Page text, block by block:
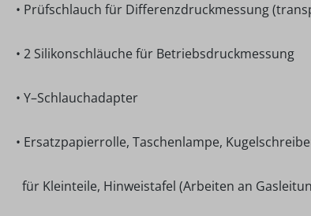
• Prüfschlauch für Differenzdruckmessung
• 2 Silikonschläuche für Betriebsdruckmessung
• Y–Schlauchadapter
• Ersatzpapierrolle, Taschenlampe,
für Kleinteile, Hinweistafel (Arbeiten an